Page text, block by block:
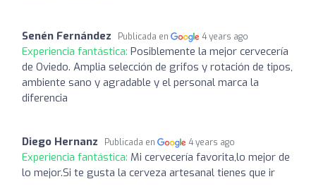
Senén Fernández Publicada en 4 years ago
Experiencia fantástica: Posiblemente la mejor cervecería
de Oviedo. Amplia selección de grifos y rotación de tipos,
ambiente sano y agradable y el personal marca la
diferencia
Diego Hernanz Publicada en 4 years ago
Experiencia fantástica: Mi cervecería favorita,lo mejor de
lo mejor.Si te gusta la cerveza artesanal tienes que ir